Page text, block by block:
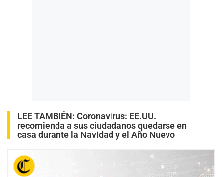
LEE TAMBIÉN: Coronavirus: EE.UU.
recomienda a sus ciudadanos quedarse en
casa durante la Navidad y el Año Nuevo